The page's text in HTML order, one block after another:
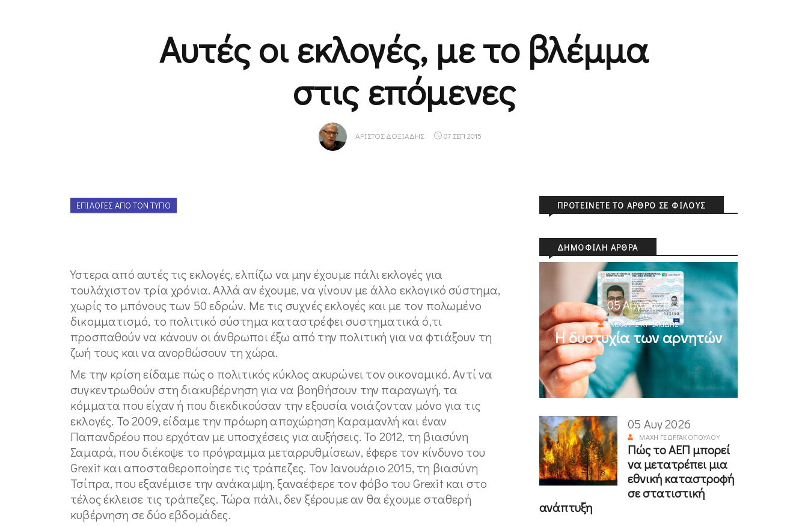
Αυτές οι εκλογές, με το βλέμμα
στις επόμενες
ΑΡΊΣΤΟΣ ΔΟΞΙΆΔΗΣ 07 ΣΕΠ 2015
ΕΠΙΛΟΓΈΣ ΑΠΌ ΤΟΝ ΤΎΠΟ
Υστερα από αυτές τις εκλογές, ελπίζω να μην έχουμε πάλι εκλογές για
τουλάχιστον τρία χρόνια. Αλλά αν έχουμε, να γίνουν με άλλο εκλογικό σύστημα,
χωρίς το μπόνους των 50 εδρών. Με τις συχνές εκλογές και με τον πολωμένο
δικομματισμό, το πολιτικό σύστημα καταστρέφει συστηματικά ό,τι
προσπαθούν να κάνουν οι άνθρωποι έξω από την πολιτική για να φτιάξουν τη
ζωή τους και να ανορθώσουν τη χώρα.
Με την κρίση είδαμε πώς ο πολιτικός κύκλος ακυρώνει τον οικονομικό. Αντί να
συγκεντρωθούν στη διακυβέρνηση για να βοηθήσουν την παραγωγή, τα
κόμματα που είχαν ή που διεκδικούσαν την εξουσία νοιάζονταν μόνο για τις
εκλογές. Το 2009, είδαμε την πρόωρη αποχώρηση Καραμανλή και έναν
Παπανδρέου που ερχόταν με υποσχέσεις για αυξήσεις. Το 2012, τη βιασύνη
Σαμαρά, που διέκοψε το πρόγραμμα μεταρρυθμίσεων, έφερε τον κίνδυνο του
Grexit και αποσταθεροποίησε τις τράπεζες. Τον Ιανουάριο 2015, τη βιασύνη
Τσίπρα, που εξανέμισε την ανάκαμψη, ξαναέφερε τον φόβο του Grexit και στο
τέλος έκλεισε τις τράπεζες. Τώρα πάλι, δεν ξέρουμε αν θα έχουμε σταθερή
κυβέρνηση σε δύο εβδομάδες.
ΠΡΟΤΕΊΝΕΤΕ ΤΟ ΆΡΘΡΟ ΣΕ ΦΊΛΟΥΣ
ΔΗΜΟΦΙΛΉ ΆΡΘΡΑ
05 Αυγ 2026
ΜΙΧΆΛΗΣ ΚΥΡΙΑΚΊΔΗΣ
Η δυστυχία των αρνητών
05 Αυγ 2026
ΜΆΧΗ ΓΕΩΡΓΑΚΟΠΟΎΛΟΥ
Πώς το ΑΕΠ μπορεί
να μετατρέπει μια
εθνική καταστροφή
σε στατιστική
ανάπτυξη